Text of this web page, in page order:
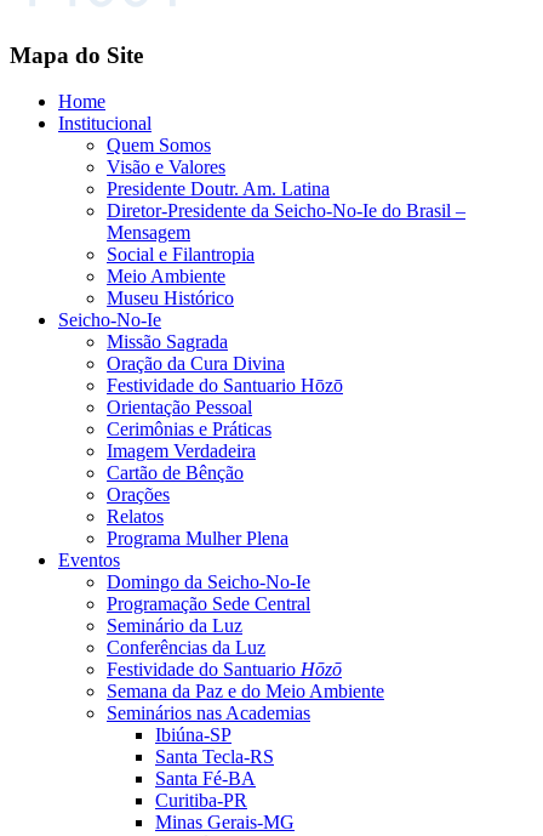
Mapa do Site
Home
Institucional
Quem Somos
Visão e Valores
Presidente Doutr. Am. Latina
Diretor-Presidente da Seicho-No-Ie do Brasil –
Mensagem
Social e Filantropia
Meio Ambiente
Museu Histórico
Seicho-No-Ie
Missão Sagrada
Oração da Cura Divina
Festividade do Santuario Hōzō
Orientação Pessoal
Cerimônias e Práticas
Imagem Verdadeira
Cartão de Bênção
Orações
Relatos
Programa Mulher Plena
Eventos
Domingo da Seicho-No-Ie
Programação Sede Central
Seminário da Luz
Conferências da Luz
Festividade do Santuario Hōzō
Semana da Paz e do Meio Ambiente
Seminários nas Academias
Ibiúna-SP
Santa Tecla-RS
Santa Fé-BA
Curitiba-PR
Minas Gerais-MG